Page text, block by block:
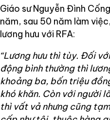
Giáo sư Nguyễn Đình
năm, sau 50 năm làm
lương hưu với RFA:
“Lương hưu thì tùy. Đối
động bình thường thì
khoảng ba, bốn triệu
khó khăn. Còn với người
thì vất vả nhưng cũng